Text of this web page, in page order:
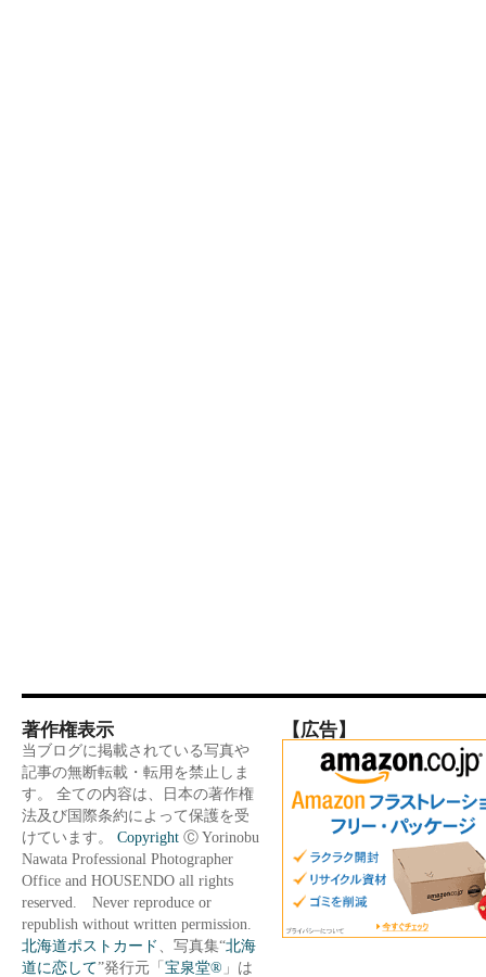
著作権表示
当ブログに掲載されている写真や
記事の無断転載・転用を禁止しま
す。 全ての内容は、日本の著作権
法及び国際条約によって保護を受
けています。 Copyright Ⓒ Yorinobu
Nawata Professional Photographer
Office and HOUSENDO all rights
reserved. Never reproduce or
republish without written permission.
北海道ポストカード
、写真集“北海
道に恋して”発行元「 宝泉堂® 」は
【広告】